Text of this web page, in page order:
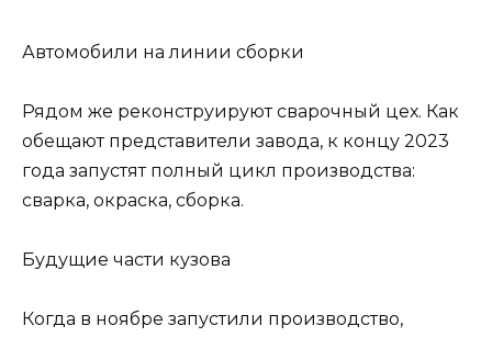
Автомобили на линии сборки
Рядом же реконструируют сварочный цех. Как
обещают представители завода, к концу 2023
года запустят полный цикл производства:
сварка, окраска, сборка.
Будущие части кузова
Когда в ноябре запустили производство,